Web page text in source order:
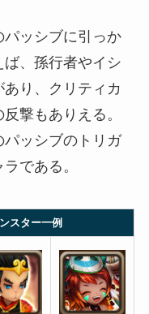
ッシブに引っか
、孫行者やイシ
り、クリティカ
撃もありえる。
ッシブのトリガ
である。
スター一例